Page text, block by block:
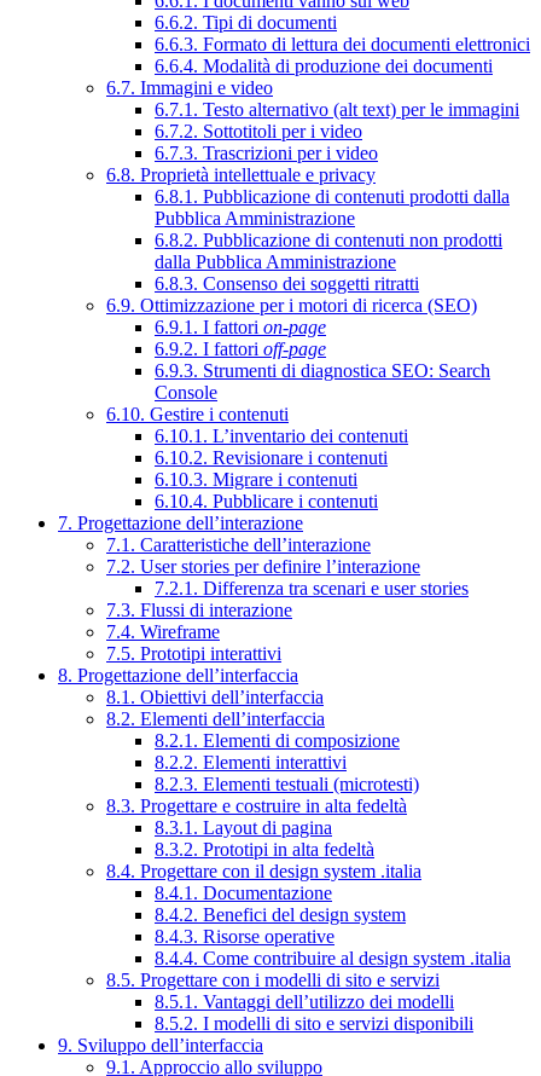
6.6.2. Tipi di documenti
6.6.3. Formato di lettura dei documenti elettronici
6.6.4. Modalità di produzione dei documenti
6.7. Immagini e video
6.7.1. Testo alternativo (alt text) per le immagini
6.7.2. Sottotitoli per i video
6.7.3. Trascrizioni per i video
6.8. Proprietà intellettuale e privacy
6.8.1. Pubblicazione di contenuti prodotti dalla
Pubblica Amministrazione
6.8.2. Pubblicazione di contenuti non prodotti
dalla Pubblica Amministrazione
6.8.3. Consenso dei soggetti ritratti
6.9. Ottimizzazione per i motori di ricerca (SEO)
6.9.1. I fattori on-page
6.9.2. I fattori off-page
6.9.3. Strumenti di diagnostica SEO: Search
Console
6.10. Gestire i contenuti
6.10.1. L’inventario dei contenuti
6.10.2. Revisionare i contenuti
6.10.3. Migrare i contenuti
6.10.4. Pubblicare i contenuti
7. Progettazione dell’interazione
7.1. Caratteristiche dell’interazione
7.2. User stories per definire l’interazione
7.2.1. Differenza tra scenari e user stories
7.3. Flussi di interazione
7.4. Wireframe
7.5. Prototipi interattivi
8. Progettazione dell’interfaccia
8.1. Obiettivi dell’interfaccia
8.2. Elementi dell’interfaccia
8.2.1. Elementi di composizione
8.2.2. Elementi interattivi
8.2.3. Elementi testuali (microtesti)
8.3. Progettare e costruire in alta fedeltà
8.3.1. Layout di pagina
8.3.2. Prototipi in alta fedeltà
8.4. Progettare con il design system .italia
8.4.1. Documentazione
8.4.2. Benefici del design system
8.4.3. Risorse operative
8.4.4. Come contribuire al design system .italia
8.5. Progettare con i modelli di sito e servizi
8.5.1. Vantaggi dell’utilizzo dei modelli
8.5.2. I modelli di sito e servizi disponibili
9. Sviluppo dell’interfaccia
9.1. Approccio allo sviluppo